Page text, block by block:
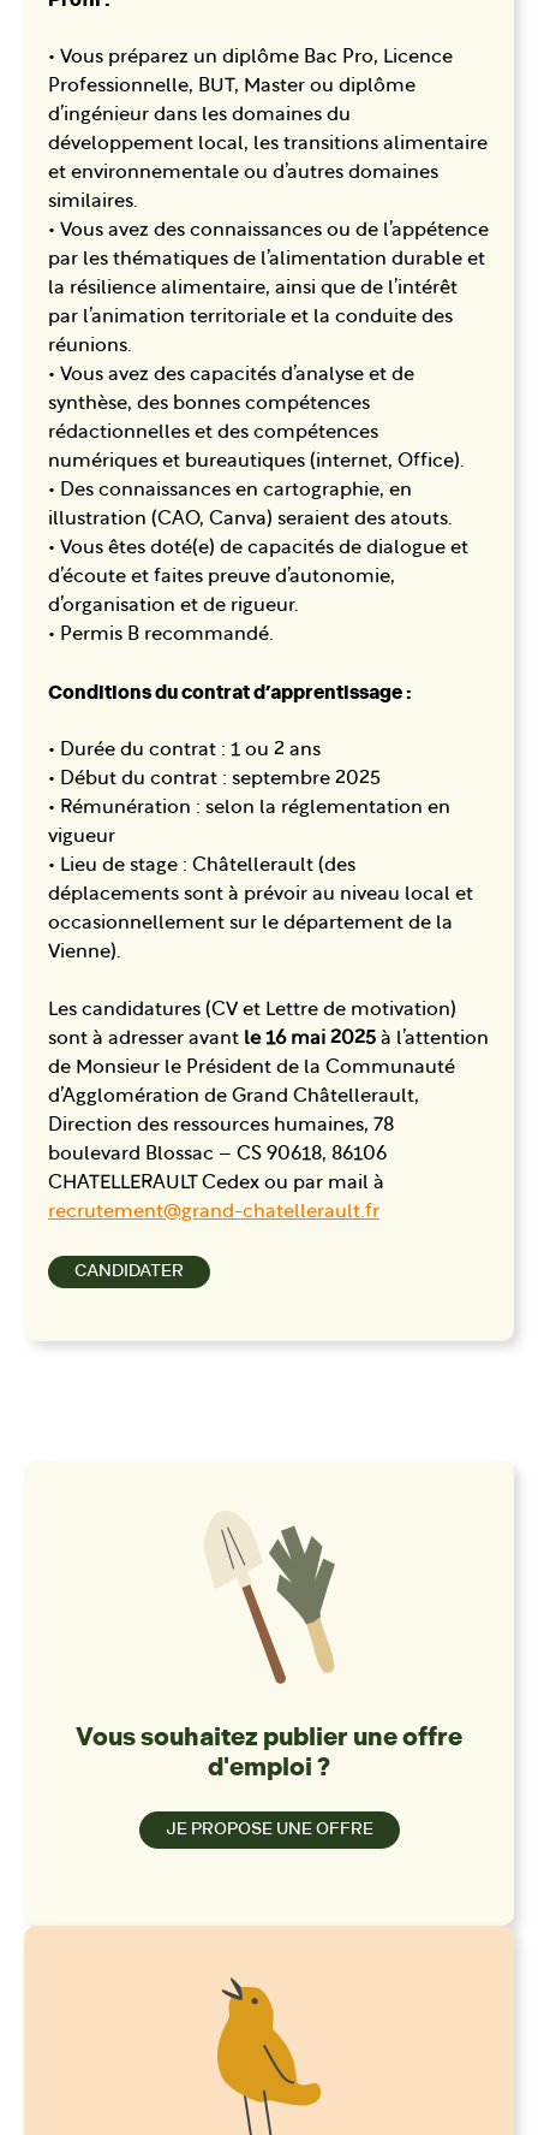
• Vous préparez un diplôme Bac Pro, Licence
Professionnelle, BUT, Master ou diplôme
d’ingénieur dans les domaines du
développement local, les transitions alimentaire
et environnementale ou d’autres domaines
similaires.
• Vous avez des connaissances ou de l’appétence
par les thématiques de l’alimentation durable et
la résilience alimentaire, ainsi que de l’intérêt
par l’animation territoriale et la conduite des
réunions.
• Vous avez des capacités d’analyse et de
synthèse, des bonnes compétences
rédactionnelles et des compétences
numériques et bureautiques (internet, Office).
• Des connaissances en cartographie, en
illustration (CAO, Canva) seraient des atouts.
• Vous êtes doté(e) de capacités de dialogue et
d’écoute et faites preuve d’autonomie,
d’organisation et de rigueur.
• Permis B recommandé.
Conditions du contrat d’apprentissage :
• Durée du contrat : 1 ou 2 ans
• Début du contrat : septembre 2025
• Rémunération : selon la réglementation en
vigueur
• Lieu de stage : Châtellerault (des
déplacements sont à prévoir au niveau local et
occasionnellement sur le département de la
Vienne).
Les candidatures (CV et Lettre de motivation)
sont à adresser avant le 16 mai 2025 à l’attention
de Monsieur le Président de la Communauté
d’Agglomération de Grand Châtellerault,
Direction des ressources humaines, 78
boulevard Blossac – CS 90618, 86106
CHATELLERAULT Cedex ou par mail à
recrutement@grand-chatellerault.fr
CANDIDATER
Vous souhaitez publier une offre
d'emploi ?
JE PROPOSE UNE OFFRE